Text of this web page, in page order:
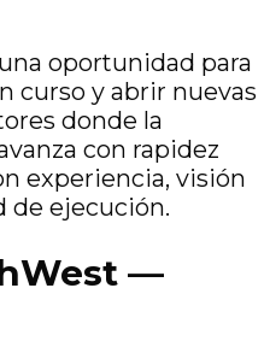
oportunidad para
curso y abrir nuevas
donde la
con rapidez
experiencia, visión
de ejecución.
—